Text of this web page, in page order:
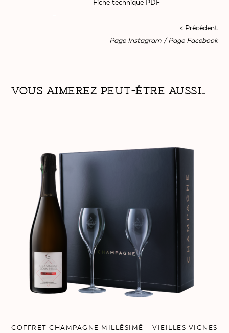
Fiche technique PDF
< Précédent
Page Instagram/Page Facebook
Vous aimerez peut-être aussi…
COFFRET CHAMPAGNE MILLÉSIMÉ – VIEILLES VIGNES